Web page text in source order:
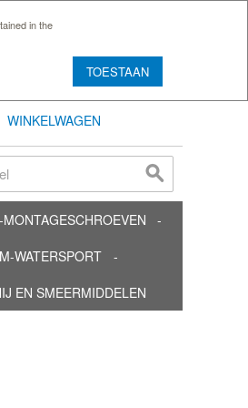
in the
TOESTAAN
WINKELWAGEN
MONTAGESCHROEVEN
WATERSPORT
EN SMEERMIDDELEN